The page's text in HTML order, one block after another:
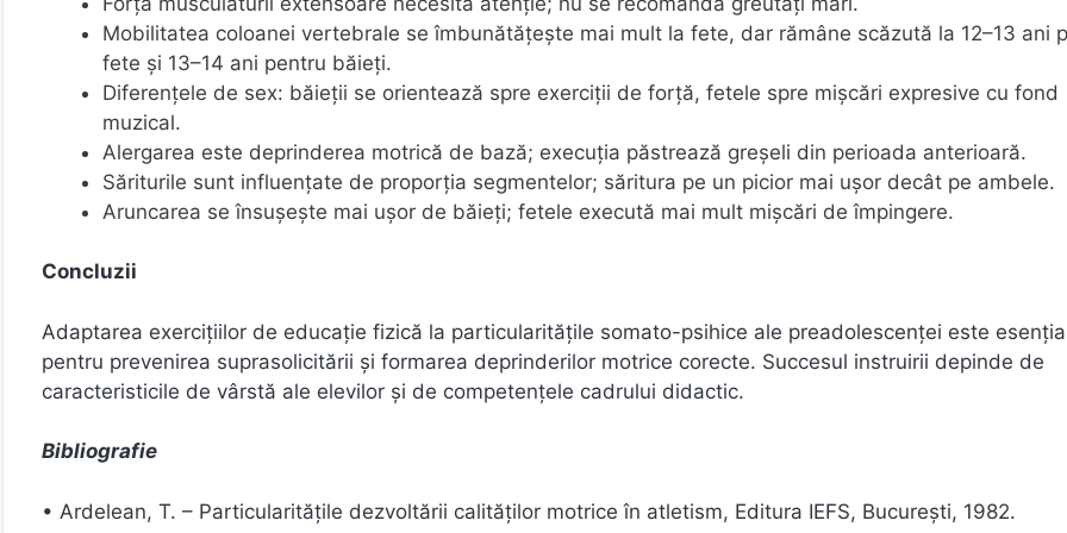
Mobilitatea coloanei vertebrale se îmbunătățește mai mult la fete, dar rămâne scăzută la 12–13 ani
fete și 13–14 ani pentru băieți.
Diferențele de sex: băieții se orientează spre exerciții de forță, fetele spre mișcări expresive cu fond
muzical.
Alergarea este deprinderea motrică de bază; execuția păstrează greșeli din perioada anterioară.
Săriturile sunt influențate de proporția segmentelor; săritura pe un picior mai ușor decât pe ambele.
Aruncarea se însușește mai ușor de băieți; fetele execută mai mult mișcări de împingere.
Concluzii
Adaptarea exercițiilor de educație fizică la particularitățile somato-psihice ale preadolescenței este
pentru prevenirea suprasolicitării și formarea deprinderilor motrice corecte. Succesul instruirii depinde de
caracteristicile de vârstă ale elevilor și de competențele cadrului didactic.
Bibliografie
• Ardelean, T. – Particularităţile dezvoltării calităţilor motrice în atletism, Editura IEFS, Bucureşti, 1982.